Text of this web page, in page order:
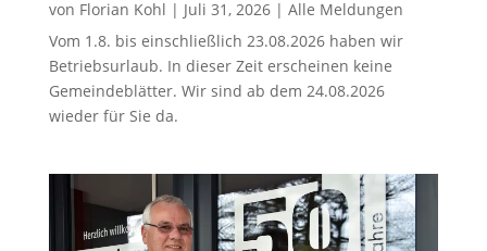
von Florian Kohl | Juli 31, 2026| Alle Meldungen
Vom 1.8. bis einschließlich 23.08.2026 haben wir
Betriebsurlaub. In dieser Zeit erscheinen keine
Gemeindeblätter. Wir sind ab dem 24.08.2026
wieder für Sie da.